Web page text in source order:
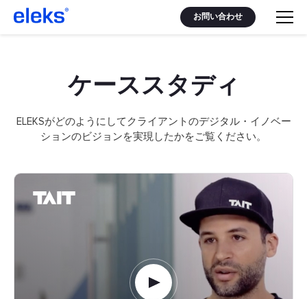
お問い合わせ
ケーススタディ
ELEKSがどのようにしてクライアントのデジタル・イノベー
ションのビジョンを実現したかをご覧ください。